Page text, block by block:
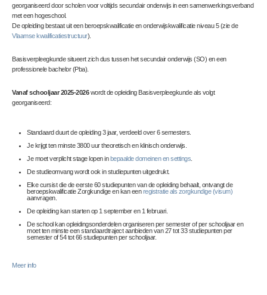
georganiseerd door scholen voor voltijds secundair onderwijs in een samenwerkingsverband
met een hogeschool.
De opleiding bestaat uit een beroepskwalificatie en onderwijskwalificatie niveau 5 (zie de
Vlaamse kwalificatiestructuur).
Basisverpleegkunde situeert zich dus tussen het secundair onderwijs (SO) en een
professionele bachelor (Pba).
Vanaf schooljaar 2025-2026wordt de opleiding Basisverpleegkunde als volgt
georganiseerd:
Standaard duurt de opleiding 3 jaar, verdeeld over 6 semesters.
Je krijgt ten minste 3800 uur theoretisch en klinisch onderwijs.
Je moet verplicht stage lopen inbepaalde domeinen en settings
De studieomvang wordt ook in studiepunten uitgedrukt.
Elke cursist die de eerste 60 studiepunten van de opleiding behaalt, ontvangt de
beroepskwalificatie Zorgkundige en kan eenregistratie als zorgkundige (visum)
aanvragen.
De opleiding kan starten op 1 september en 1 februari.
De school kan opleidingsonderdelen organiseren per semester of per schooljaar en
moet ten minste een standaardtraject aanbieden van 27 tot 33 studiepunten per
semester of 54 tot 66 studiepunten per schooljaar.
Meer info